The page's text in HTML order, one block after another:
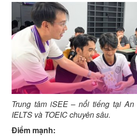
Trung tâm iSEE – nổi tiếng tại
IELTS và TOEIC chuyên sâu.
Điểm mạnh: